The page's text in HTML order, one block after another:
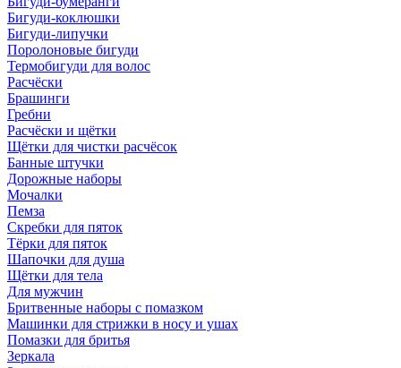
Бигуди-коклюшки
Бигуди-липучки
Поролоновые бигуди
Термобигуди для волос
Расчёски
Брашинги
Гребни
Расчёски и щётки
Щётки для чистки расчёсок
Банные штучки
Дорожные наборы
Мочалки
Пемза
Скребки для пяток
Тёрки для пяток
Шапочки для душа
Щётки для тела
Для мужчин
Бритвенные наборы с помазком
Машинки для стрижки в носу и ушах
Помазки для бритья
Зеркала